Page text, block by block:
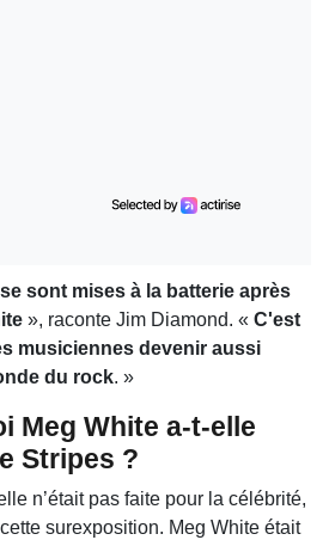
sont mises à la batterie après
», raconte Jim Diamond. « C'est
musiciennes devenir aussi
du rock. »
Meg White a-t-elle
Stripes ?
n’était pas faite pour la célébrité,
surexposition. Meg White était